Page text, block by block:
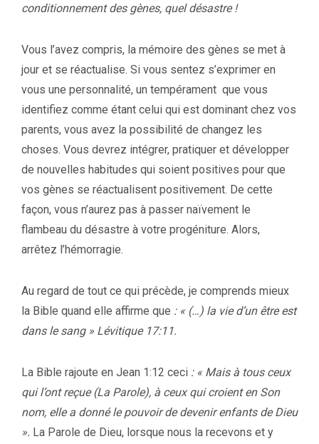
conditionnement des gènes, quel désastre !
Vous l’avez compris, la mémoire des gènes se met à
jour et se réactualise. Si vous sentez s’exprimer en
vous une personnalité, un tempérament que vous
identifiez comme étant celui qui est dominant chez vos
parents, vous avez la possibilité de changez les
choses. Vous devrez intégrer, pratiquer et développer
de nouvelles habitudes qui soient positives pour que
vos gènes se réactualisent positivement. De cette
façon, vous n’aurez pas à passer naïvement le
flambeau du désastre à votre progéniture. Alors,
arrêtez l’hémorragie.
Au regard de tout ce qui précède, je comprends mieux
la Bible quand elle affirme que : « (…) la vie d’un être est
dans le sang » Lévitique 17:11.
La Bible rajoute en Jean 1:12 ceci : « Mais à tous ceux
qui l’ont reçue (La Parole), à ceux qui croient en Son
nom, elle a donné le pouvoir de devenir enfants de Dieu
». La Parole de Dieu, lorsque nous la recevons et y